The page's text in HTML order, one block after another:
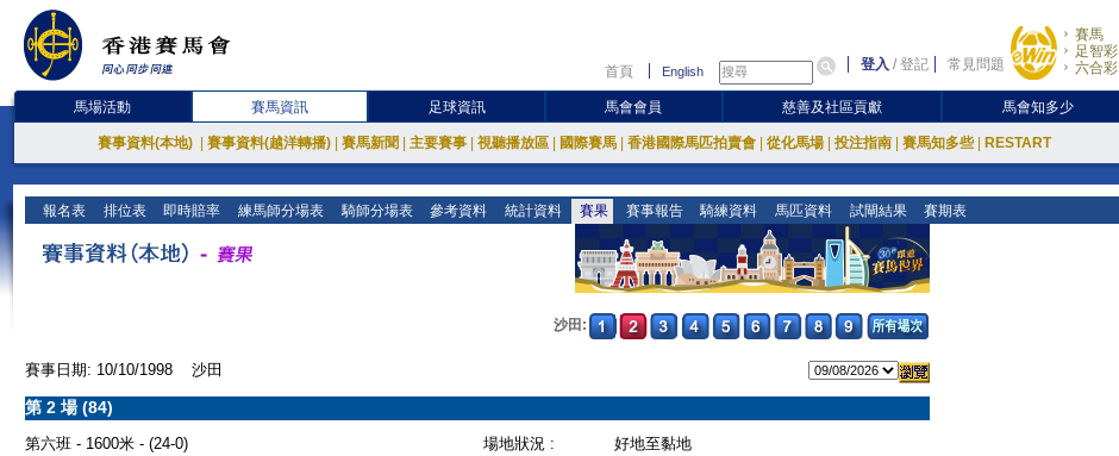
首頁 English 登入 /登記 常見問題
賽馬
足智彩
六合彩
馬場活動 賽馬資訊 足球資訊 馬會會員 慈善及社區貢獻 馬會知多少
賽事資料(本地) 賽事資料(越洋轉播) 賽馬新聞 主要賽事 視聽播放區 國際賽馬 香港國際馬匹拍賣會 從化馬場 投注指南 賽馬知多些 RESTART
報名表 排位表 即時賠率 練馬師分場表 騎師分場表 參考資料 統計資料 賽果 賽事報告 騎練資料 馬匹資料 試閘結果 賽期表
沙田:
賽事日期: 10/10/1998 沙田
第 2 場 (84)
第六班 - 1600米 - (24-0) 場地狀況 :
好地至黏地